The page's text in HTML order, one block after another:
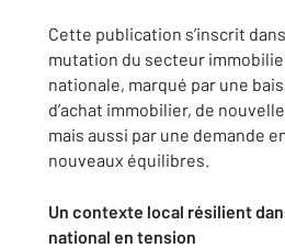
Cette publication s’inscrit
mutation du secteur
nationale, marqué par une
d’achat immobilier, de
mais aussi par une demande
nouveaux équilibres.
Un contexte local résilient
national en tension